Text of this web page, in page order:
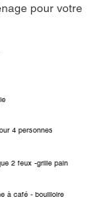
pour votre
4 personnes
2 feux -grille pain
à café - bouilloire